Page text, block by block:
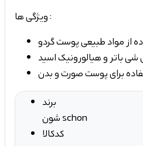
ویژگی ها :
از مواد طبیعی پوست گردو
باتر و هیالورونیک اسید
برای پوست صورت و بدن
برند
شون schon
کدکالا